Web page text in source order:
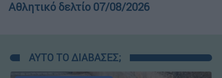
Αθλητικό δελτίο 07/08/2026
ΑΥΤΟ ΤΟ ΔΙΑΒΑΣΕΣ;